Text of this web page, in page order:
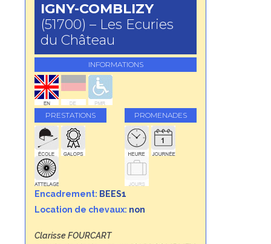
IGNY-COMBLIZY
(51700) – Les Ecuries
du Château
INFORMATIONS
PRESTATIONS PROMENADES
Encadrement: BEES1
Location de chevaux: non
Clarisse FOURCART